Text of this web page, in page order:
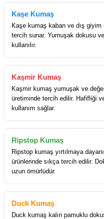
Kaşe Kumaş
Kaşe kumaş kaban ve dış giyim
tercih sunar. Yumuşak dokusu
kullanılır.
Kaşmir Kumaş
Kaşmir kumaş yumuşak ve
üretiminde tercih edilir. Hafifliği
kullanım sağlar.
Ripstop Kumaş
Ripstop kumaş yırtılmaya
ürünlerinde sıkça tercih edilir.
uzun ömürlüdür.
Duck Kumaş
Duck kumaş kalın pamuklu